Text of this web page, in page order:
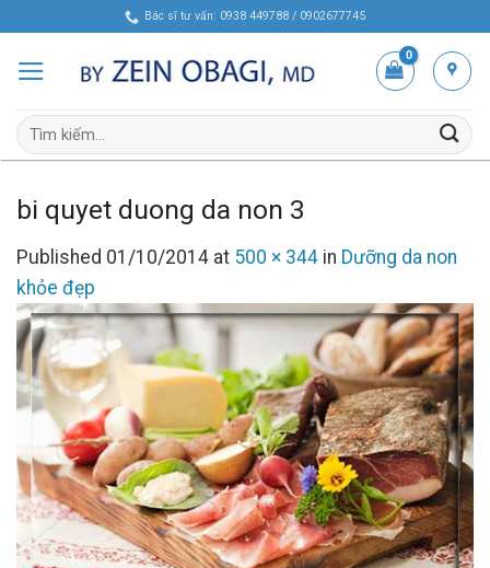
content
Bác sĩ tư vấn: 0938 449788 / 0902677745
Tìm
kiếm:
bi quyet duong da non 3
Published 01/10/2014 at 500 × 344 in Dưỡng da non
khỏe đẹp